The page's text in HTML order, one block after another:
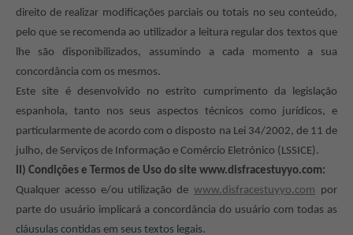
direito de realizar modificações parciais ou totais no seu conteúdo,
pelo que se recomenda ao utilizador a leitura regular dos textos que
lhe são disponibilizados, assumindo a cada momento a sua
concordância com os mesmos.
Este site é desenvolvido no estrito cumprimento da legislação
espanhola, tanto nos seus aspectos técnicos como jurídicos, e
particularmente de acordo com o disposto na Lei 34/2002, de 11 de
julho, de Serviços de Informação e Comércio Eletrónico (LSSICE).
II) Condições e Termos de Uso do site www.disfracestuyyo.com:
Qualquer acesso e/ou utilização de www.disfracestuyyo.com por
parte do usuário implicará a concordância do usuário com todas as
cláusulas contidas em seus textos legais.